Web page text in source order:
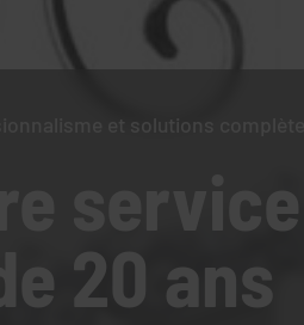
et solutions complètes
service
20 ans